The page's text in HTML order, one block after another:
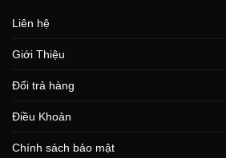
Liên hệ
Giới Thiệu
Đổi trả hàng
Điều Khoản
Chính sách bảo mật